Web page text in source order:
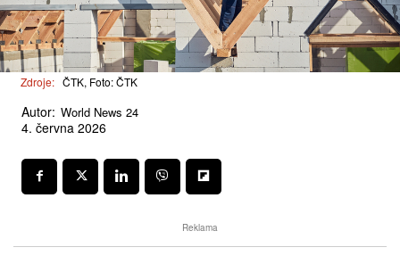
Zdroje: ČTK, Foto: ČTK
Autor: World News 24
4. června 2026
Reklama